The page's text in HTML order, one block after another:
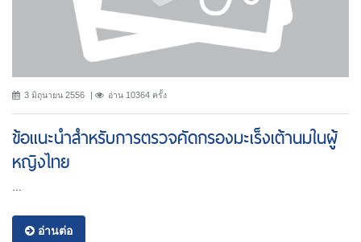
3 มิถุนายน 2556 อ่าน 10364 ครั้ง
ข้อแนะนำสำหรับการตรวจคัดกรองมะเร็งเต้านมในผู้
หญิงไทย
อ่านต่อ